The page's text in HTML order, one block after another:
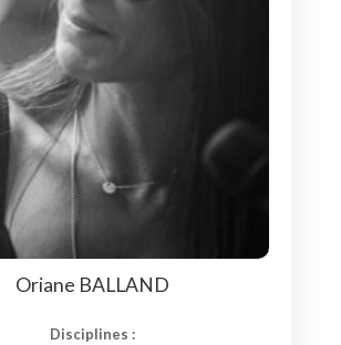
Oriane BALLAND
Disciplines :